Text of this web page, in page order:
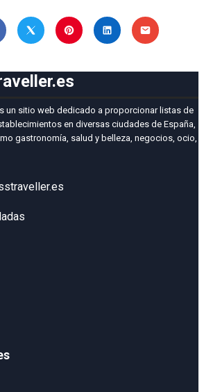
un sitio web dedicado a proporcionar listas de
en diversas ciudades de España,
gastronomía, salud y belleza, negocios, ocio,